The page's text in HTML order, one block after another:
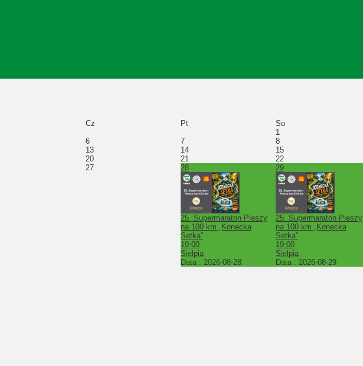
Cz Pt So
1
6 7 8
13 14 15
20 21 22
27 28
25. Supermaraton Pieszy
na 100 km „Konecka
Setka”
19:00
Sielpia
Data : 2026-08-28
29
25. Supermaraton Pieszy
na 100 km „Konecka
Setka”
19:00
Sielpia
Data : 2026-08-29